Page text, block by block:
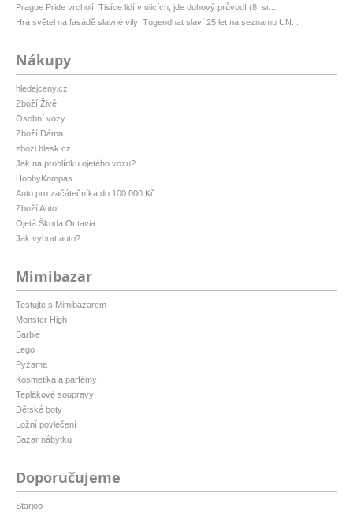
Prague Pride vrcholí: Tisíce lidí v ulicích, jde duhový průvod! (8. sr...
Hra světel na fasádě slavné vily: Tugendhat slaví 25 let na seznamu UN...
Nákupy
hledejceny.cz
Zboží Živě
Osobní vozy
Zboží Dáma
zbozi.blesk.cz
Jak na prohlídku ojetého vozu?
HobbyKompas
Auto pro začátečníka do 100 000 Kč
Zboží Auto
Ojetá Škoda Octavia
Jak vybrat auto?
Mimibazar
Testujte s Mimibazarem
Monster High
Barbie
Lego
Pyžama
Kosmetika a parfémy
Teplákové soupravy
Dětské boty
Ložní povlečení
Bazar nábytku
Doporučujeme
Starjob